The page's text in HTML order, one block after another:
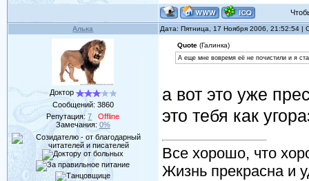
Алька Дата: Пятница, 17 Ноября 2006, 21:52:54 |
Доктор
Сообщений: 3860
Репутация:7
Offline
Замечания: 0%
Quote(Галинка)
А еще мне вовремя её не почистили и я
а вот это уже
это тебя как
Все хорошо, что
Жизнь прекрасна и